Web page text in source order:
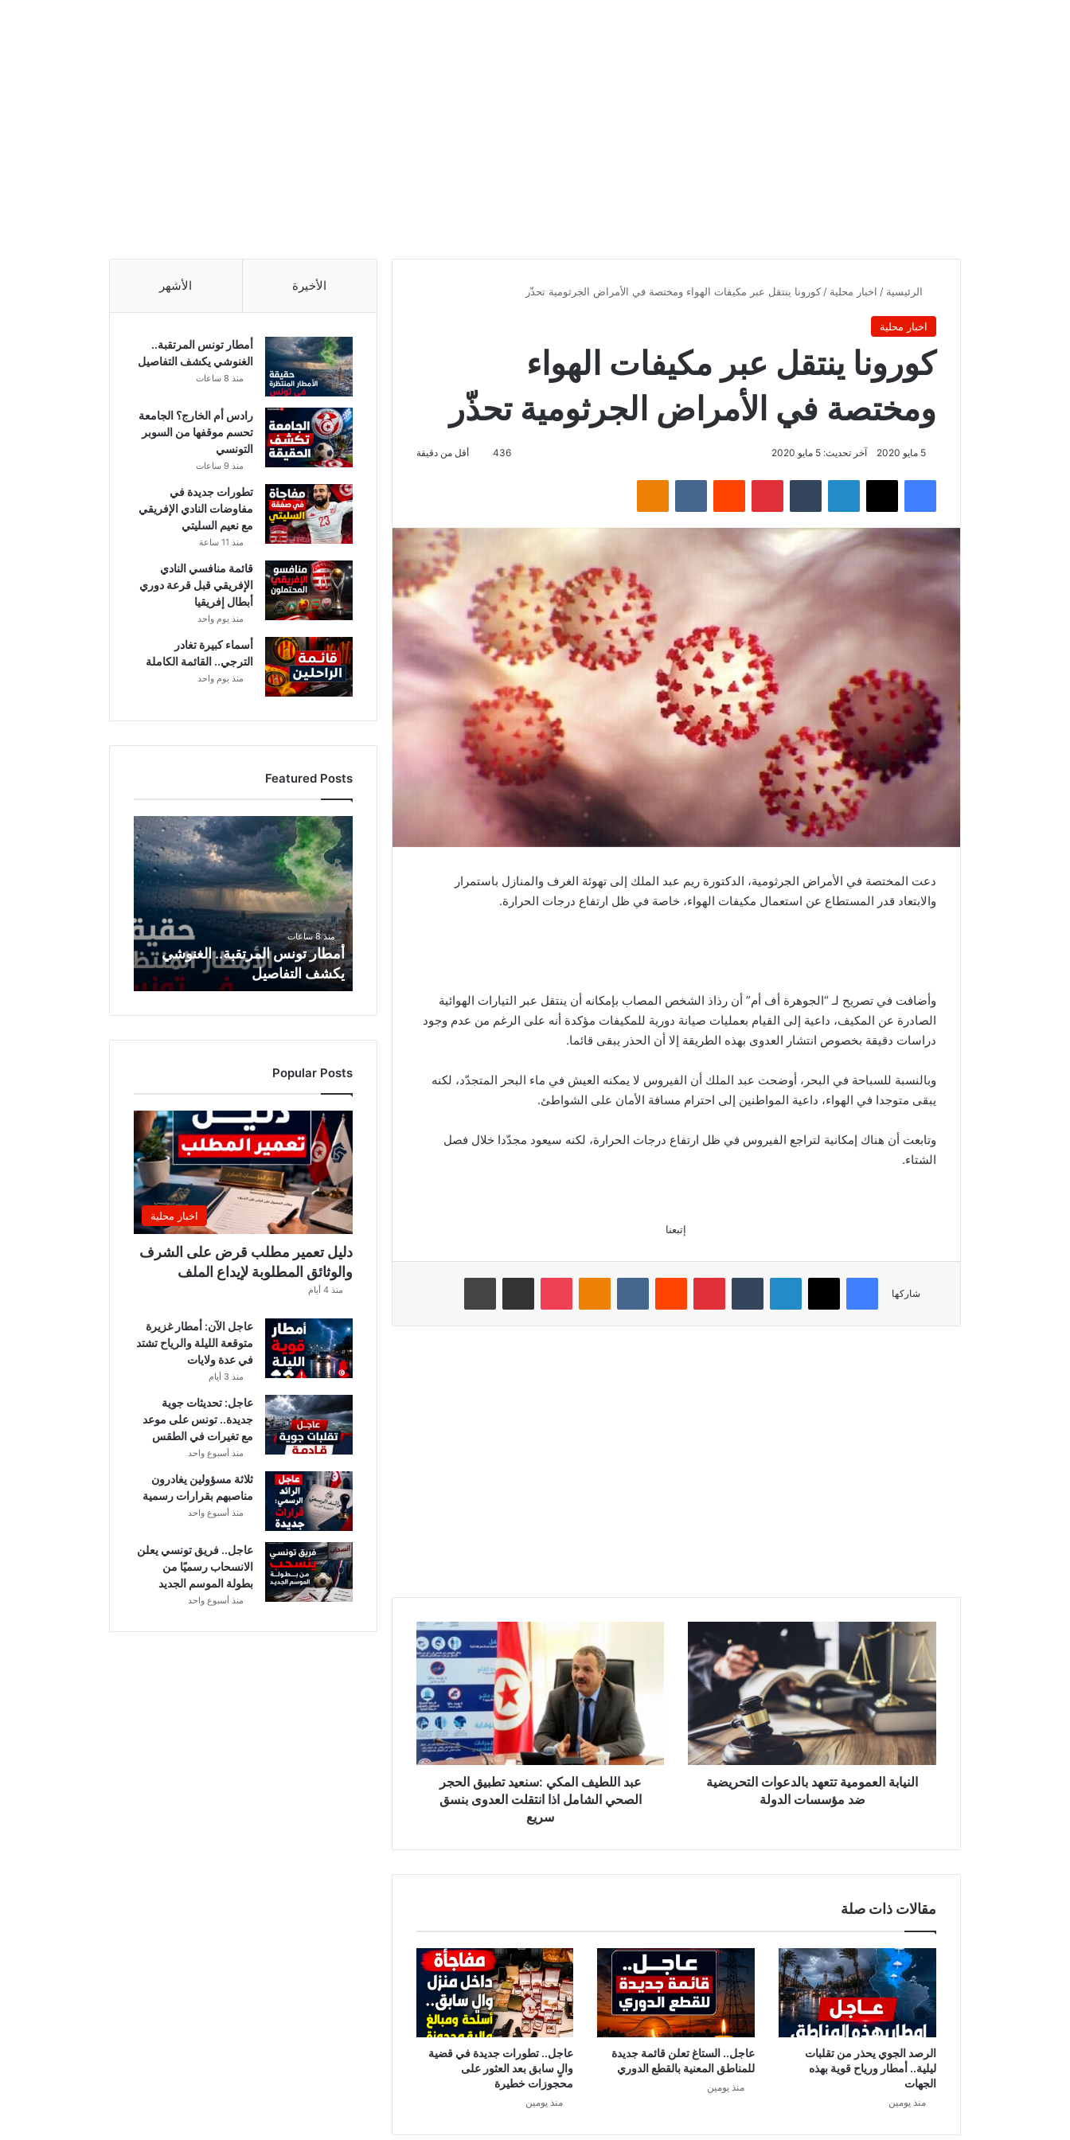
الرئيسية / اخبار محلية / كورونا ينتقل عبر مكيفات الهواء ومختصة في الأمراض الجرثومية تحذّر
اخبار محلية
كورونا ينتقل عبر مكيفات الهواء
ومختصة في الأمراض الجرثومية تحذّر
5 مايو 2020 آخر تحديث: 5 مايو 2020 436 أقل من دقيقة
فيسبوك لينكدإن بينتيريست
دعت المختصة في الأمراض الجرثومية، الدكتورة ريم عبد الملك إلى تهوئة الغرف والمنازل باستمرار
والابتعاد قدر المستطاع عن استعمال مكيفات الهواء، خاصة في ظل ارتفاع درجات الحرارة.
وأضافت في تصريح لـ “الجوهرة أف أم” أن رذاذ الشخص المصاب بإمكانه أن ينتقل عبر التيارات الهوائية
الصادرة عن المكيف، داعية إلى القيام بعمليات صيانة دورية للمكيفات مؤكدة أنه على الرغم من عدم وجود
دراسات دقيقة بخصوص انتشار العدوى بهذه الطريقة إلا أن الحذر يبقى قائما.
وبالنسبة للسباحة في البحر، أوضحت عبد الملك أن الفيروس لا يمكنه العيش في ماء البحر المتجدّد، لكنه
يبقى متوجدا في الهواء، داعية المواطنين إلى احترام مسافة الأمان على الشواطئ.
وتابعت أن هناك إمكانية لتراجع الفيروس في ظل ارتفاع درجات الحرارة، لكنه سيعود مجدّدا خلال فصل
الشتاء.
إتبعنا
شاركها
فيسبوك لينكدإن بينتيريست
ن
ي
ا
ب
ة
ا
ل
ي
ع
ه
د
ب
ا
ل
د
و
ا
ت
ت
النيابة العمومية تتعهد بالدعوات التحريضية
ضد مؤسسات الدولة
ف
ي
ي
د
ت
ط
ب
ي
ق
ا
ل
ا
عبد اللطيف المكي :سنعيد تطبيق الحجر
الصحي الشامل اذا انتقلت العدوى بنسق
سريع
مقالات ذات صلة
الرصد الجوي يحذر من تقلبات
ليلية.. أمطار ورياح قوية بهذه
الجهات
منذ يومين
عاجل.. الستاغ تعلن قائمة جديدة
للمناطق المعنية بالقطع الدوري
منذ يومين
عاجل.. تطورات جديدة في قضية
والٍ سابق بعد العثور على
محجوزات خطيرة
منذ يومين
الأخيرة الأشهر
أمطار تونس المرتقبة..
الغنوشي يكشف التفاصيل
منذ 8 ساعات
رادس أم الخارج؟ الجامعة
تحسم موقفها من السوبر
التونسي
منذ 9 ساعات
تطورات جديدة في
مفاوضات النادي الإفريقي
مع نعيم السليتي
منذ 11 ساعة
قائمة منافسي النادي
الإفريقي قبل قرعة دوري
أبطال إفريقيا
منذ يوم واحد
أسماء كبيرة تغادر
الترجي.. القائمة الكاملة
منذ يوم واحد
Featured Posts
م
ا
ر
ت
و
س
ا
ل
ت
ب
ة
.
ا
ل
غ
ن
و
ش
ي
ك
ا
ل
ت
ف
ا
ص
ي
ل
منذ 8 ساعات
أمطار تونس المرتقبة.. الغنوشي
يكشف التفاصيل
Popular Posts
اخبار محلية
دليل تعمير مطلب قرض على الشرف
والوثائق المطلوبة لإيداع الملف
منذ 4 أيام
عاجل الآن: أمطار غزيرة
متوقعة الليلة والرياح تشتد
في عدة ولايات
منذ 3 أيام
عاجل: تحديثات جوية
جديدة.. تونس على موعد
مع تغيرات في الطقس
منذ أسبوع واحد
ثلاثة مسؤولين يغادرون
مناصبهم بقرارات رسمية
منذ أسبوع واحد
عاجل.. فريق تونسي يعلن
الانسحاب رسميًا من
بطولة الموسم الجديد
منذ أسبوع واحد